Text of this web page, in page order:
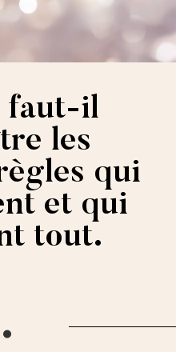
faut-il
les
qui
et qui
tout.